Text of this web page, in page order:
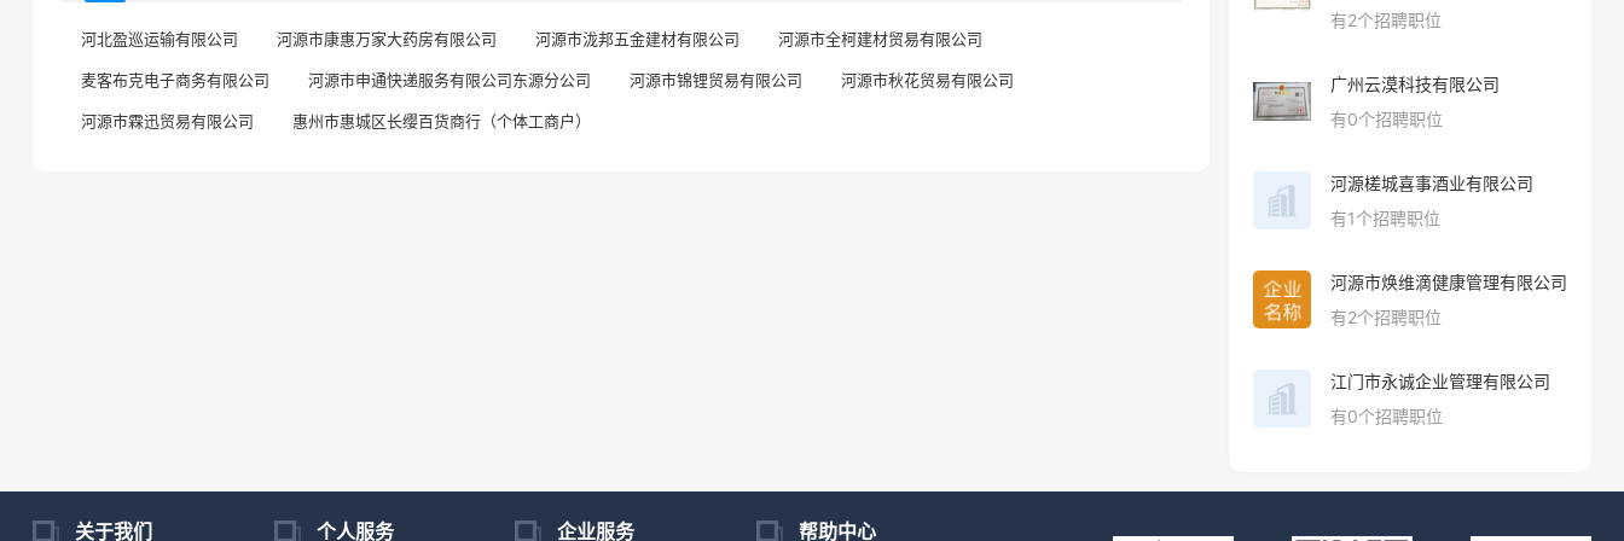
河北盈巡运输有限公司 河源市康惠万家大药房有限公司 河源市泷邦五金建材有限公司 河源市全柯建材贸易有限公司
麦客布克电子商务有限公司 河源市申通快递服务有限公司东源分公司 河源市锦锂贸易有限公司 河源市秋花贸易有限公司
河源市霖迅贸易有限公司 惠州市惠城区长缨百货商行（个体工商户）
有2个招聘职位
广州云漠科技有限公司
有0个招聘职位
河源槎城喜事酒业有限公司
有1个招聘职位
河源市焕维滴健康管理有限公司
有2个招聘职位
江门市永诚企业管理有限公司
有0个招聘职位
关于我们 个人服务 企业服务 帮助中心